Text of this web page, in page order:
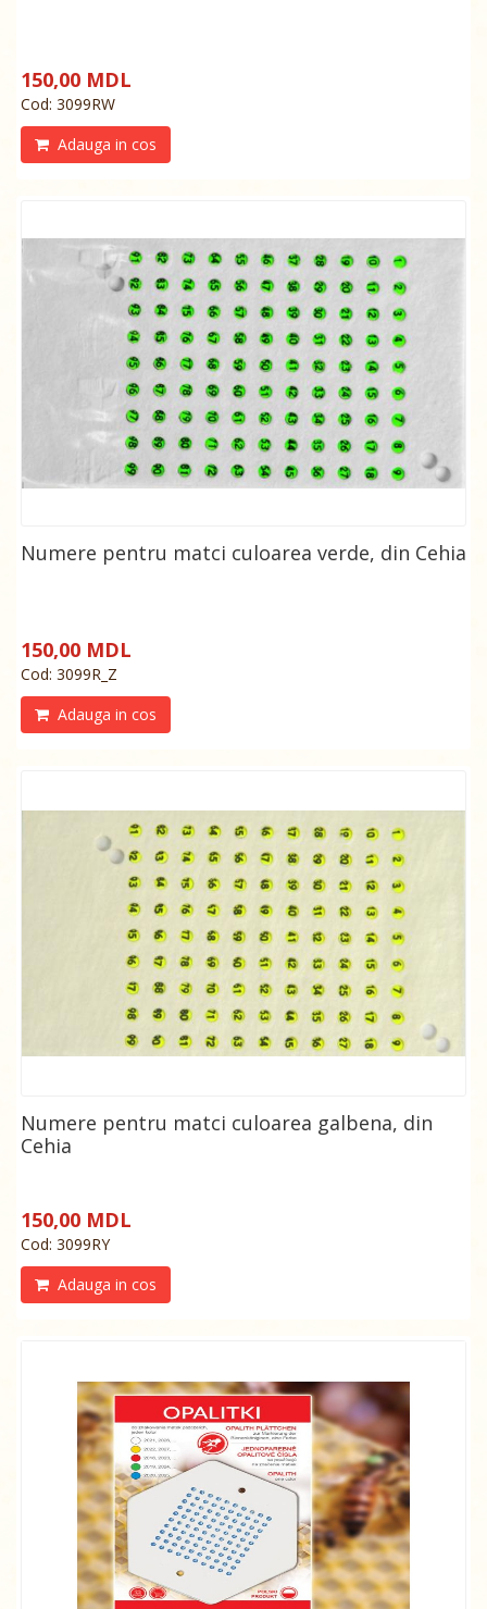
150,00 MDL
Cod: 3099RW
Adauga in cos
Numere pentru matci culoarea verde, din Cehia
150,00 MDL
Cod: 3099R_Z
Adauga in cos
Numere pentru matci culoarea galbena, din
Cehia
150,00 MDL
Cod: 3099RY
Adauga in cos